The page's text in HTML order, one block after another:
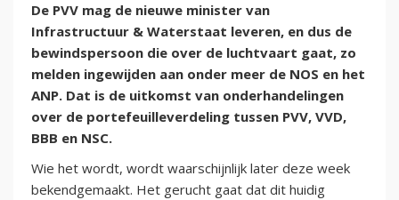
De PVV mag de nieuwe minister van
Infrastructuur & Waterstaat leveren, en dus de
bewindspersoon die over de luchtvaart gaat, zo
melden ingewijden aan onder meer de NOS en het
ANP. Dat is de uitkomst van onderhandelingen
over de portefeuilleverdeling tussen PVV, VVD,
BBB en NSC.
Wie het wordt, wordt waarschijnlijk later deze week
bekendgemaakt. Het gerucht gaat dat dit huidig